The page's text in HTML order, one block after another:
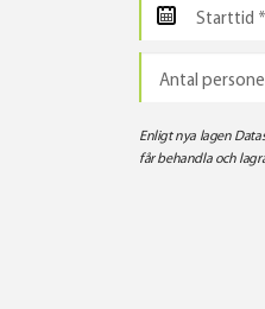
Enligt nya lagen
får behandla och